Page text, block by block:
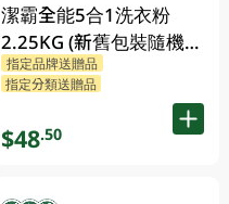
潔霸全能5合1洗衣粉
2.25KG (新舊包裝隨機發
貨)
指定品牌送贈品
指定分類送贈品
$48.50